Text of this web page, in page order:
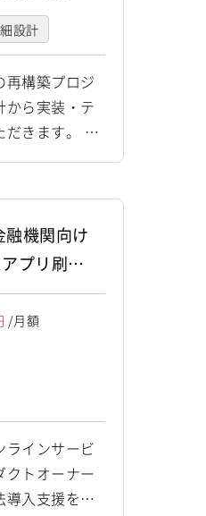
設計
再構築プロジ
から実装・テ
だきます。 Ja
サイドの基本
構築を一括し
ロント／サ
立ち回れる
・労務管理シ
作成、詳細
融機関向け
プリ刷新
援
/月額
ラインサービ
クトオーナー
導入支援を担